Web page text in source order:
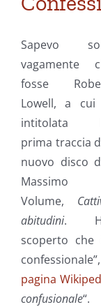
Sapevo
vagamente
fosse
Lowell, a
intitolata
prima traccia
nuovo disco
Massimo
Volume,
abitudini.
scoperto che
pagina
confusionale“.